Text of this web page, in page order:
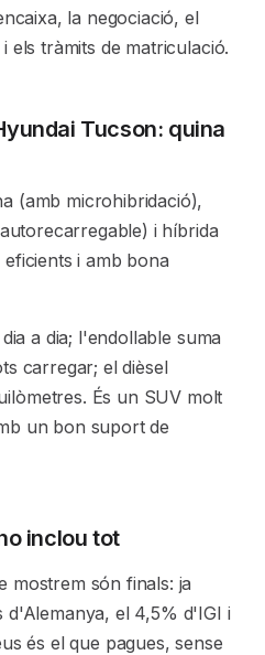
la negociació, el
tràmits de matriculació.
Tucson: quina
(amb microhibridació),
i híbrida
i amb bona
a dia; l'endollable suma
carregar; el dièsel
És un SUV molt
un bon suport de
inclou tot
mostrem són finals: ja
el 4,5% d'IGI i
és el que pagues, sense